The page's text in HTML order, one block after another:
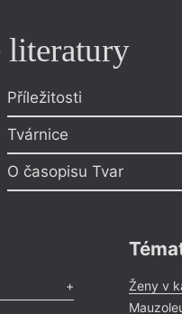
literatury
Příležitosti
Tvárnice
O časopisu Tvar
Ženy v